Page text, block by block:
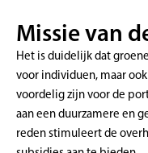
Missie van
Het is duidelijk dat
voor individuen, maar
voordelig zijn voor de
aan een duurzamere en
reden stimuleert de